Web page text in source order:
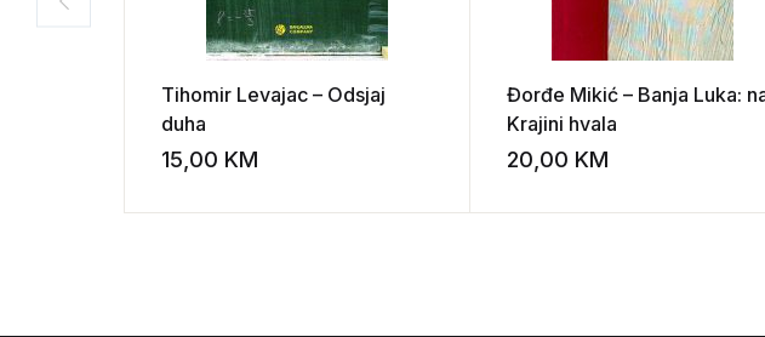
Tihomir Levajac – Odsjaj
duha
15,00 KM Add to wishlist
Đorđe Mikić – Banja Luka:
Krajini hvala
20,00 KM